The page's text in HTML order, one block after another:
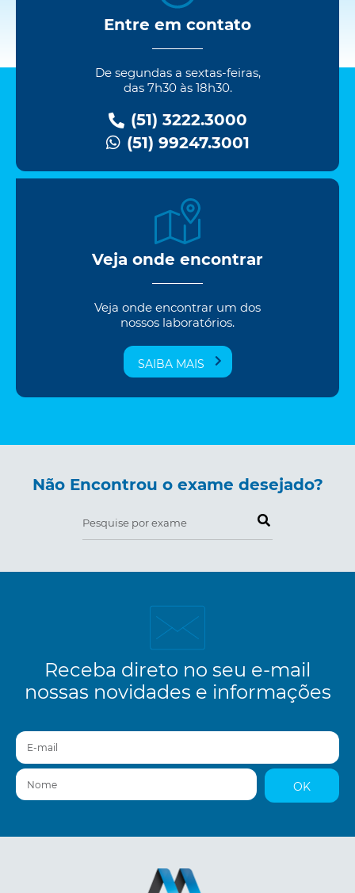
Entre em contato
De segundas a sextas-feiras,
das 7h30 às 18h30.
(51) 3222.3000
(51) 99247.3001
Veja onde encontrar
Veja onde encontrar um dos
nossos laboratórios.
SAIBA MAIS
Não Encontrou o exame desejado?
Pesquise por exame
Receba direto no seu e-mail
nossas novidades e informações
E-mail
Nome
OK